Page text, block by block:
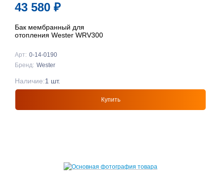
43 580 ₽
Бак мембранный для
отопления Wester WRV300
Арт: 0-14-0190
Бренд: Wester
Купить
Наличие:1 шт.